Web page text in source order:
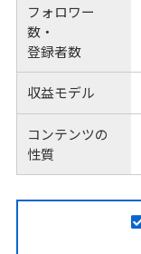
フォロワー
数・
登録者数
収益モデル
コンテンツの
性質